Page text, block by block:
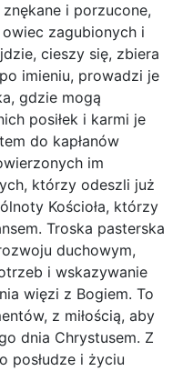
i porzucone,
zagubionych i
cieszy się, zbiera
imieniu, prowadzi je
gdzie mogą
posiłek i karmi je
do kapłanów
im
którzy odeszli już
Kościoła, którzy
Troska pasterska
duchowym,
i wskazywanie
więzi z Bogiem. To
z miłością, aby
dnia Chrystusem. Z
posłudze i życiu